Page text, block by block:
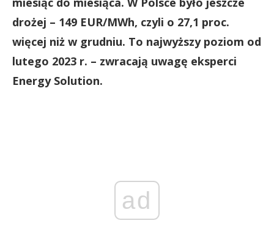
drożej – 149 EUR/MWh, czyli o 27,1 proc.
więcej niż w grudniu. To najwyższy poziom od
lutego 2023 r. – zwracają uwagę eksperci
Energy Solution.
ad